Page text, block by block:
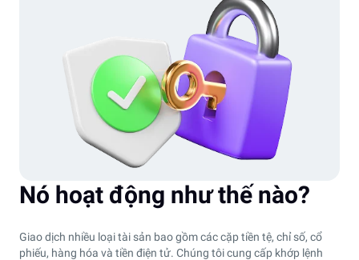
Nó hoạt động như thế nào?
Giao dịch nhiều loại tài sản bao gồm các cặp tiền tệ, chỉ số, cổ
phiếu, hàng hóa và tiền điện tử. Chúng tôi cung cấp khớp lệnh